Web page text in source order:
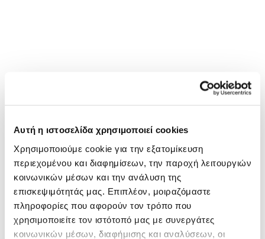
Αυτή η ιστοσελίδα χρησιμοποιεί cookies
Χρησιμοποιούμε cookie για την εξατομίκευση
περιεχομένου και διαφημίσεων, την παροχή λειτουργιών
κοινωνικών μέσων και την ανάλυση της
επισκεψιμότητάς μας. Επιπλέον, μοιραζόμαστε
πληροφορίες που αφορούν τον τρόπο που
χρησιμοποιείτε τον ιστότοπό μας με συνεργάτες
κοινωνικών μέσων, διαφήμισης και αναλύσεων, οι